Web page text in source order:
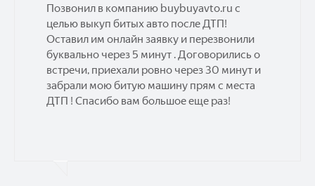
Позвонил в компанию buybuyavto.ru с
целью выкуп битых авто после ДТП!
Оставил им онлайн заявку и перезвонили
буквально через 5 минут . Договорились о
встречи, приехали ровно через 30 минут и
забрали мою битую машину прям с места
ДТП ! Спасибо вам большое еще раз!